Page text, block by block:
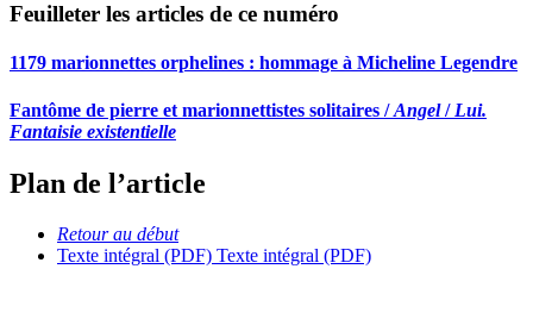
Feuilleter les articles de ce numéro
1179 marionnettes orphelines : hommage à Micheline Legendre
Fantôme de pierre et marionnettistes solitaires /Angel/ Lui.
Fantaisie existentielle
Plan de l’article
Retour au début
Texte intégral (PDF) Texte intégral (PDF)